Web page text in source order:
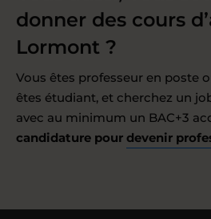
donner des cours
Lormont ?
Vous êtes professeur en poste
êtes étudiant, et cherchez un
avec au minimum un BAC+3
candidature pour devenir